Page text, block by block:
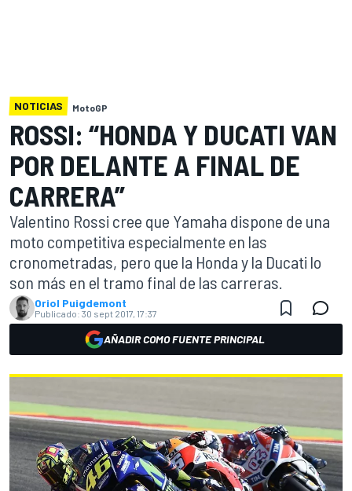
NOTICIAS MotoGP
ROSSI: “HONDA Y DUCATI VAN
POR DELANTE A FINAL DE
CARRERA”
Valentino Rossi cree que Yamaha dispone de una
moto competitiva especialmente en las
cronometradas, pero que la Honda y la Ducati lo
son más en el tramo final de las carreras.
Oriol Puigdemont
Publicado: 30 sept 2017, 17:37
AÑADIR COMO FUENTE PRINCIPAL